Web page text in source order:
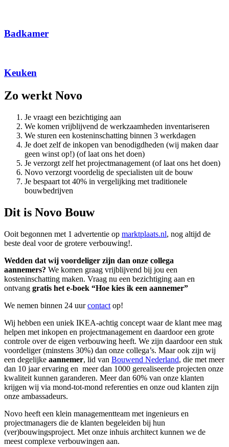
Badkamer
Keuken
Zo werkt Novo
Je vraagt een bezichtiging aan
We komen vrijblijvend de werkzaamheden inventariseren
We sturen een kosteninschatting binnen 3 werkdagen
Je doet zelf de inkopen van benodigdheden (wij maken daar
geen winst op!) (of laat ons het doen)
Je verzorgt zelf het projectmanagement (of laat ons het doen)
Novo verzorgt voordelig de specialisten uit de bouw
Je bespaart tot 40% in vergelijking met traditionele
bouwbedrijven
Dit is Novo Bouw
Ooit begonnen met 1 advertentie op marktplaats.nl, nog altijd de
beste deal voor de grotere verbouwing!.
Wedden dat wij voordeliger zijn dan onze collega
aannemers? We komen graag vrijblijvend bij jou een
kosteninschatting maken. Vraag nu een bezichtiging aan en
ontvang gratis het e-boek “Hoe kies ik een aannemer”
We nemen binnen 24 uurcontact op!
Wij hebben een uniek IKEA-achtig concept waar de klant mee mag
helpen met inkopen en projectmanagement en daardoor een grote
controle over de eigen verbouwing heeft. We zijn daardoor een stuk
voordeliger (minstens 30%) dan onze collega’s. Maar ook zijn wij
een degelijke aannemer, lid van Bouwend Nederland, die met meer
dan 10 jaar ervaring en meer dan 1000 gerealiseerde projecten onze
kwaliteit kunnen garanderen. Meer dan 60% van onze klanten
krijgen wij via mond-tot-mond referenties en onze oud klanten zijn
onze ambassadeurs.
Novo heeft een klein managementteam met ingenieurs en
projectmanagers die de klanten begeleiden bij hun
(ver)bouwingsproject. Met onze inhuis architect kunnen we de
meest complexe verbouwingen aan.